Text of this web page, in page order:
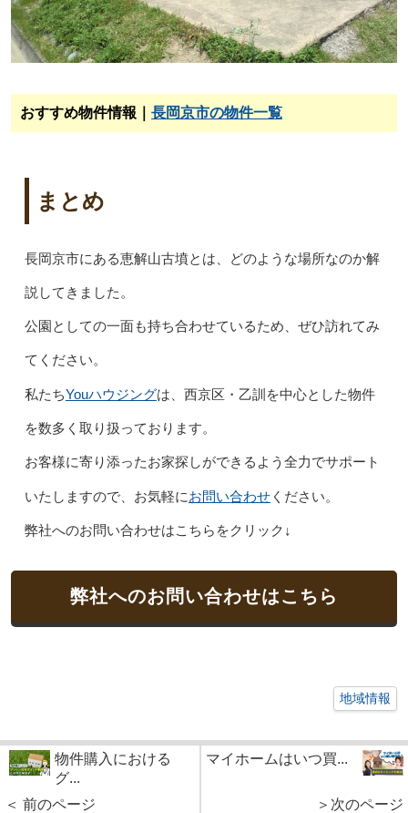
おすすめ物件情報｜ 長岡京市の物件一覧
まとめ
長岡京市にある恵解山古墳とは、どのような場所なのか解
説してきました。
公園としての一面も持ち合わせているため、ぜひ訪れてみ
てください。
私たちYouハウジングは、西京区・乙訓を中心とした物件
を数多く取り扱っております。
お客様に寄り添ったお家探しができるよう全力でサポート
いたしますので、お気軽にお問い合わせください。
弊社へのお問い合わせはこちらをクリック↓
弊社へのお問い合わせはこちら
地域情報
物件購入における
グ...
＜ 前のページ
マイホームはいつ買...
＞次のページ